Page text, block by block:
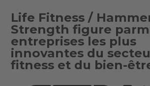
Life Fitness /
Strength figure
entreprises les plus
innovantes du
fitness et du bien-